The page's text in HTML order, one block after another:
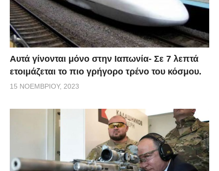
Αυτά γίνονται μόνο στην Ιαπωνία- Σε 7 λεπτά
ετοιμάζεται το πιο γρήγορο τρένο του κόσμου.
15 ΝΟΕΜΒΡΊΟΥ, 2023